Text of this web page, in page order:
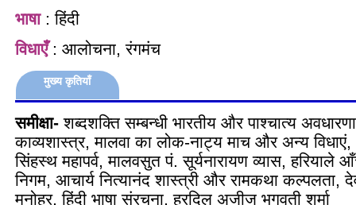
भाषा: हिंदी
विधाएँ: आलोचना, रंगमंच
मुख्य कृतियाँ
समीक्षा- शब्दशक्ति सम्बन्धी भारतीय और पाश्चात्य
काव्यशास्त्र, मालवा का लोक-नाट्य माच और अन्य
सिंहस्थ महापर्व, मालवसुत पं. सूर्यनारायण व्यास, हरियाले
निगम, आचार्य नित्यानंद शास्त्री और रामकथा कल्पलता,
मनोहर, हिंदी भाषा संरचना, हरदिल अजीज भगवती शर्मा